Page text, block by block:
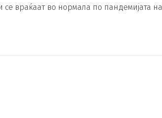
враќаат во нормала по пандемијата на